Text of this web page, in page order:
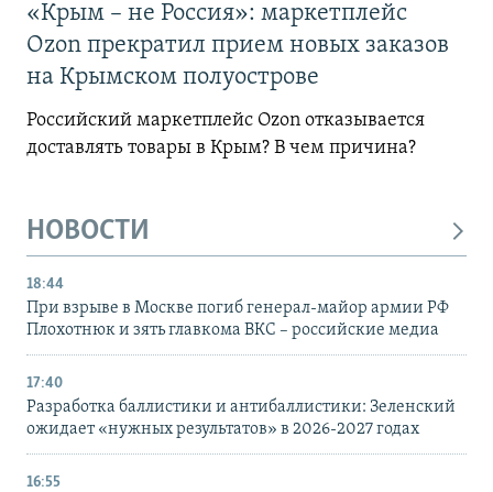
«Крым – не Россия»: маркетплейс
Ozon прекратил прием новых заказов
на Крымском полуострове
Российский маркетплейс Ozon отказывается
доставлять товары в Крым? В чем причина?
НОВОСТИ
18:44
При взрыве в Москве погиб генерал-майор армии РФ
Плохотнюк и зять главкома ВКС – российские медиа
17:40
Разработка баллистики и антибаллистики: Зеленский
ожидает «нужных результатов» в 2026-2027 годах
16:55